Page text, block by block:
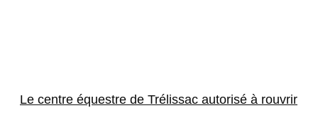
Le centre équestre de Trélissac autorisé à rouvrir